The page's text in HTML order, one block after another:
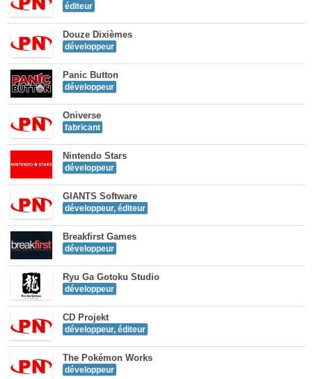
éditeur
Douze Dixièmes
développeur
Panic Button
développeur
Oniverse
fabricant
Nintendo Stars
développeur
GIANTS Software
développeur, éditeur
Breakfirst Games
développeur
Ryu Ga Gotoku Studio
développeur
CD Projekt
développeur, éditeur
The Pokémon Works
développeur